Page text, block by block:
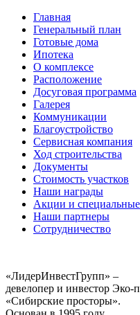
Главная
Генеральный план
Готовые дома
Ипотека
О комплексе
Расположение
Досуговая программа
Галерея
Коммуникации
Благоустройство
Сервисная компания
Ход строительства
Документы
Стоимость участков
Наши награды
Акции и
Наши партнеры
Сотрудничество
«ЛидерИнвестГрупп» –
девелопер и инвестор Эко-
«Сибирские просторы».